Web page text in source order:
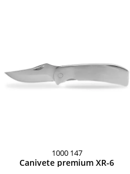
1000 147
Canivete premium XR-6